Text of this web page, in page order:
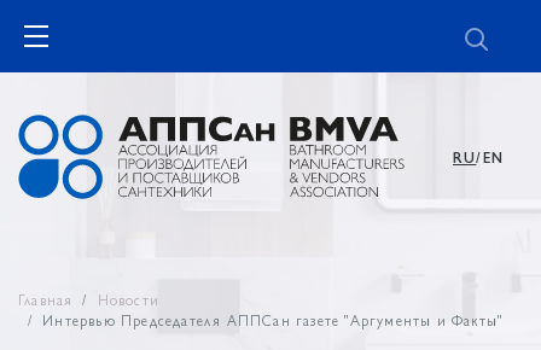
RU/EN
Главная
Новости
Интервью Председателя АППСан газете "Аргументы и Факты"